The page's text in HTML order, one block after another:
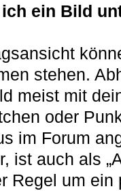
ein Bild
stehen.
meist mit
oder
im Forum
ist auch als
Regel um